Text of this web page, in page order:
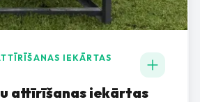
IEKĀRTAS
attīrīšanas iekārtas